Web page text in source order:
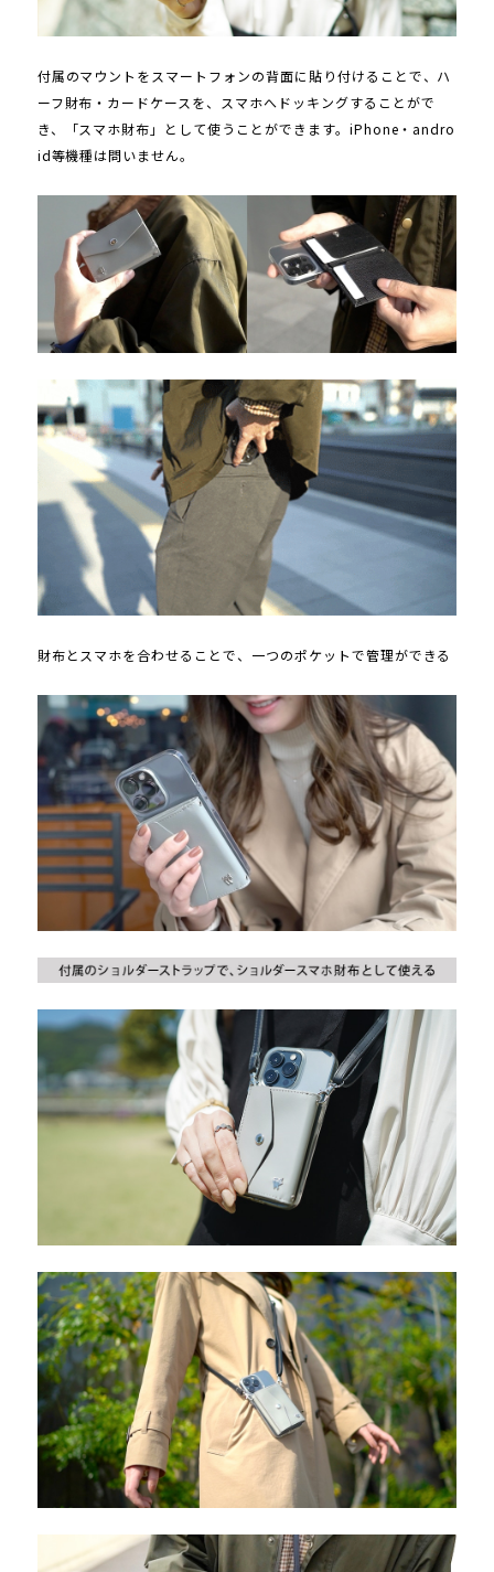
付属のマウントをスマートフォンの背面に貼り付けることで、ハ
ーフ財布・カードケースを、スマホへドッキングすることがで
き、「スマホ財布」として使うことができます。iPhone・andro
id等機種は問いません。
財布とスマホを合わせることで、一つのポケットで管理ができる